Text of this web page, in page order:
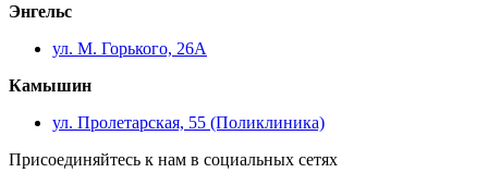
Энгельс
ул. М. Горького, 26А
Камышин
ул. Пролетарская, 55 (Поликлиника)
Присоединяйтесь к нам в социальных сетях